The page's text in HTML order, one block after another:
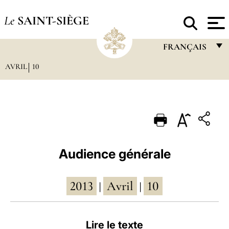
Le SAINT-SIÈGE
FRANÇAIS
PORTUGUÊS
ESPAÑOL
AVRIL 10
Audience générale
2013 Avril 10
Lire le texte